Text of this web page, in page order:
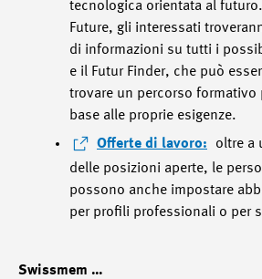
tecnologica orientata al
Future, gli interessati
di informazioni su tutti i
e il Futur Finder, che può
trovare un percorso formativo
base alle proprie esigenze.
Offerte di lavoro:
oltre a
delle posizioni aperte, le
possono anche impostare
per profili professionali o per
Swissmem …